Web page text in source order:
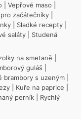
Vepřové maso
začátečníky
Sladké recepty
saláty
Studená
na smetaně
guláš
brambory s uzeným
Kuře na paprice
perník
Rychlý